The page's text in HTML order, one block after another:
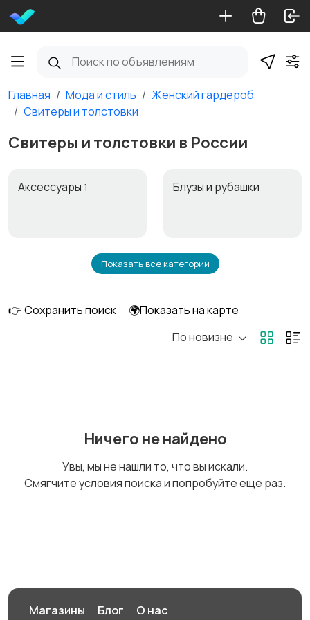
Главная Мода и стиль
Женский гардероб
Свитеры и толстовки
Свитеры и толстовки в России
Аксессуары 1 Блузы и рубашки
Будущим мамам Верхняя одежда
Домашняя одежда
Показать все категории
👉 Сохранить поиск
🌍Показать на карте
По новизне
Ничего не найдено
Увы, мы не нашли то, что вы искали.
Смягчите условия поиска и попробуйте еще раз.
Магазины Блог
О нас